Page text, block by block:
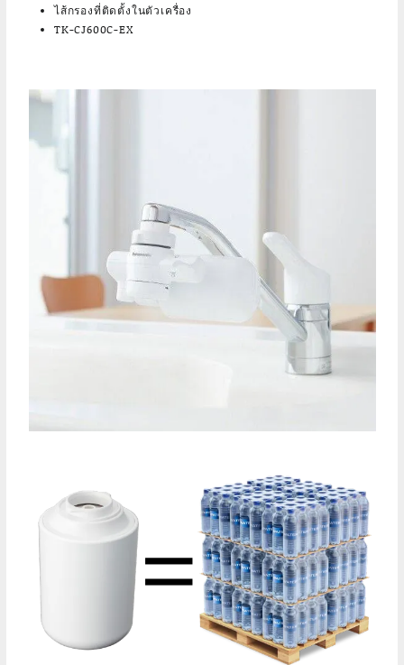
ไส้กรองที่ติดตั้งในตัวเครื่อง
TK-CJ600C-EX